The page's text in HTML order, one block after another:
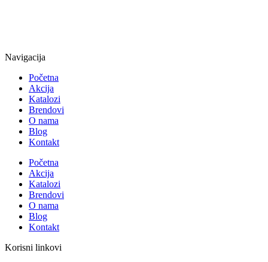
Navigacija
Početna
Akcija
Katalozi
Brendovi
O nama
Blog
Kontakt
Početna
Akcija
Katalozi
Brendovi
O nama
Blog
Kontakt
Korisni linkovi